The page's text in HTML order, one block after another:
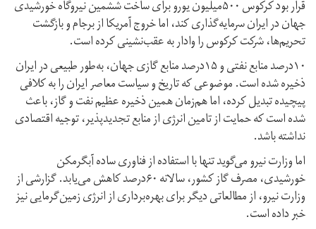
قرار بود کرکوس ۵۰۰میلیون یورو برای ساخت ششمین نیروگاه خورشیدی
جهان در ایران سرمایه‌گذاری کند، اما خروج آمریکا از برجام و بازگشت
تحریم‌ها، شرکت کرکوس را وادار به عقب‌نشینی کرده است.
۱۰درصد منابع نفتی و ۱۵درصد منابع گازی جهان، به‌طور طبیعی در ایران
ذخیره شده است. موضوعی که تاریخ و سیاست معاصر ایران را به کلافی
پیچیده تبدیل کرده، اما هم‌زمان همین ذخیره عظیم نفت و گاز، باعث
شده است که حمایت از تامین انرژی از منابع تجدیدپذیر، توجیه اقتصادی
نداشته باشد.
اما وزارت نیرو می‌گوید تنها با استفاده از فناوری ساده آبگرمکن
خورشیدی، مصرف گاز کشور، سالانه ۶۰درصد کاهش می‌یابد. گزارشی از
وزارت نیرو، از مطالعاتی دیگر برای بهره‌برداری از انرژی زمین‌گرمایی نیز
خبر داده است.